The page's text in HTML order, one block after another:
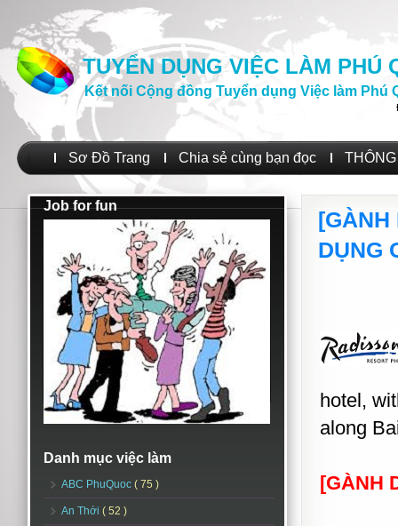
TUYỂN DỤNG VIỆC LÀM PHÚ
Kết nối Cộng đồng Tuyển dụng Việc làm Phú
Sơ Đồ Trang Chia sẻ cùng bạn đọc
Job for fun
Danh mục việc làm
ABC PhuQuoc ( 75 )
An Thới ( 52 )
DỤNG
hotel,
along
[GÀNH